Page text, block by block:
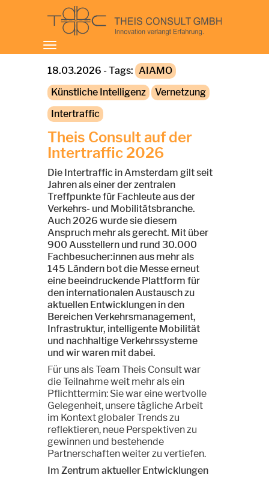
Toggle
navigation
18.03.2026 - Tags: AIAMO
Künstliche Intelligenz
Vernetzung
Intertraffic
Theis Consult auf der
Intertraffic 2026
Die Intertraffic in Amsterdam gilt seit
Jahren als einer der zentralen
Treffpunkte für Fachleute aus der
Verkehrs- und Mobilitätsbranche.
Auch 2026 wurde sie diesem
Anspruch mehr als gerecht. Mit über
900 Ausstellern und rund 30.000
Fachbesucher:innen aus mehr als
145 Ländern bot die Messe erneut
eine beeindruckende Plattform für
den internationalen Austausch zu
aktuellen Entwicklungen in den
Bereichen Verkehrsmanagement,
Infrastruktur, intelligente Mobilität
und nachhaltige Verkehrssysteme
und wir waren mit dabei.
Für uns als Team Theis Consult war
die Teilnahme weit mehr als ein
Pflichttermin: Sie war eine wertvolle
Gelegenheit, unsere tägliche Arbeit
im Kontext globaler Trends zu
reflektieren, neue Perspektiven zu
gewinnen und bestehende
Partnerschaften weiter zu vertiefen.
Im Zentrum aktueller Entwicklungen